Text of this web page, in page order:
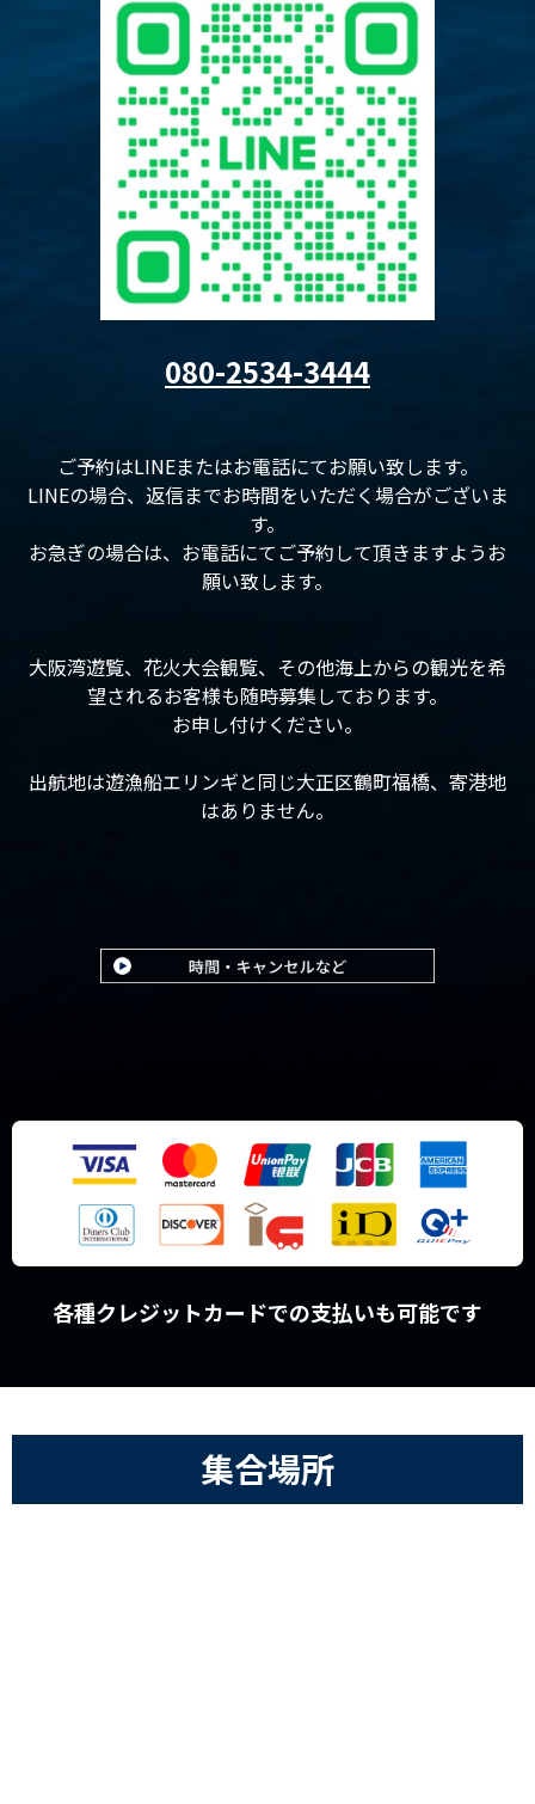
080-2534-3444
ご予約はLINEまたはお電話にてお願い致します。
LINEの場合、返信までお時間をいただく場合がございま
す。
お急ぎの場合は、お電話にてご予約して頂きますようお
願い致します。
大阪湾遊覧、花火大会観覧、その他海上からの観光を希
望されるお客様も随時募集しております。
お申し付けください。
出航地は遊漁船エリンギと同じ大正区鶴町福橋、寄港地
はありません。
各種クレジットカードでの支払いも可能です
集合場所